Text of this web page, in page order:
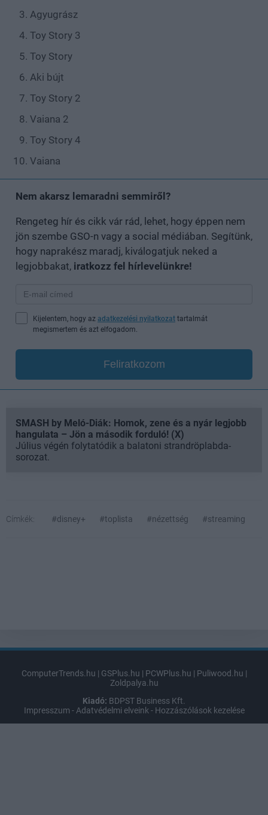
Agyugrász
Toy Story 3
Toy Story
Aki bújt
Toy Story 2
Vaiana 2
Toy Story 4
Vaiana
Nem akarsz lemaradni semmiről?
Rengeteg hír és cikk vár rád, lehet, hogy éppen nem
jön szembe GSO-n vagy a social médiában. Segítünk,
hogy naprakész maradj, kiválogatjuk neked a
legjobbakat, iratkozz fel hírlevelünkre!
Kijelentem, hogy az adatkezelési nyilatkozat tartalmát
megismertem és azt elfogadom.
Feliratkozom
SMASH by Meló-Diák: Homok, zene és a nyár legjobb
hangulata – Jön a második forduló! (X)
Július végén folytatódik a balatoni strandröplabda-
sorozat.
Címkék: #disney+ #toplista #nézettség #streaming
ComputerTrends.hu | GSPlus.hu | PCWPlus.hu | Puliwood.hu |
Zoldpalya.hu
Kiadó: BDPST Business Kft.
Impresszum - Adatvédelmi elveink - Hozzászólások kezelése